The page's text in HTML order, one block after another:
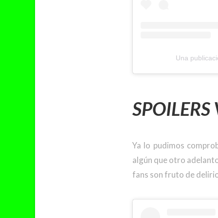
Una
Ya lo pudimos
algún que otro
fans son fruto de